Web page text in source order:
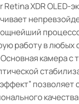
XDR OLED-
работу в любых
камера с
позволяет